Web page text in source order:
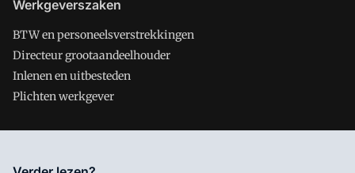
Werkgeverszaken
BTW en personeelsverstrekkingen
Directeur grootaandeelhouder
Inlenen en uitbesteden
Plichten werkgever
Salarisnet is onderdeel van VMN media. Lees in